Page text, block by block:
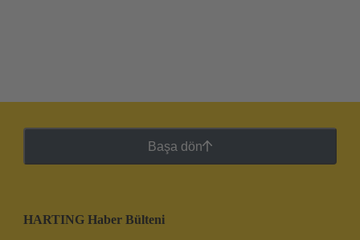
Başa dön
HARTING Haber Bülteni